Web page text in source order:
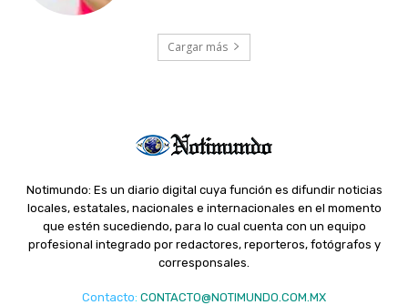
Cargar más
Notimundo: Es un diario digital cuya función es difundir noticias
locales, estatales, nacionales e internacionales en el momento
que estén sucediendo, para lo cual cuenta con un equipo
profesional integrado por redactores, reporteros, fotógrafos y
corresponsales.
Contacto: CONTACTO@NOTIMUNDO.COM.MX